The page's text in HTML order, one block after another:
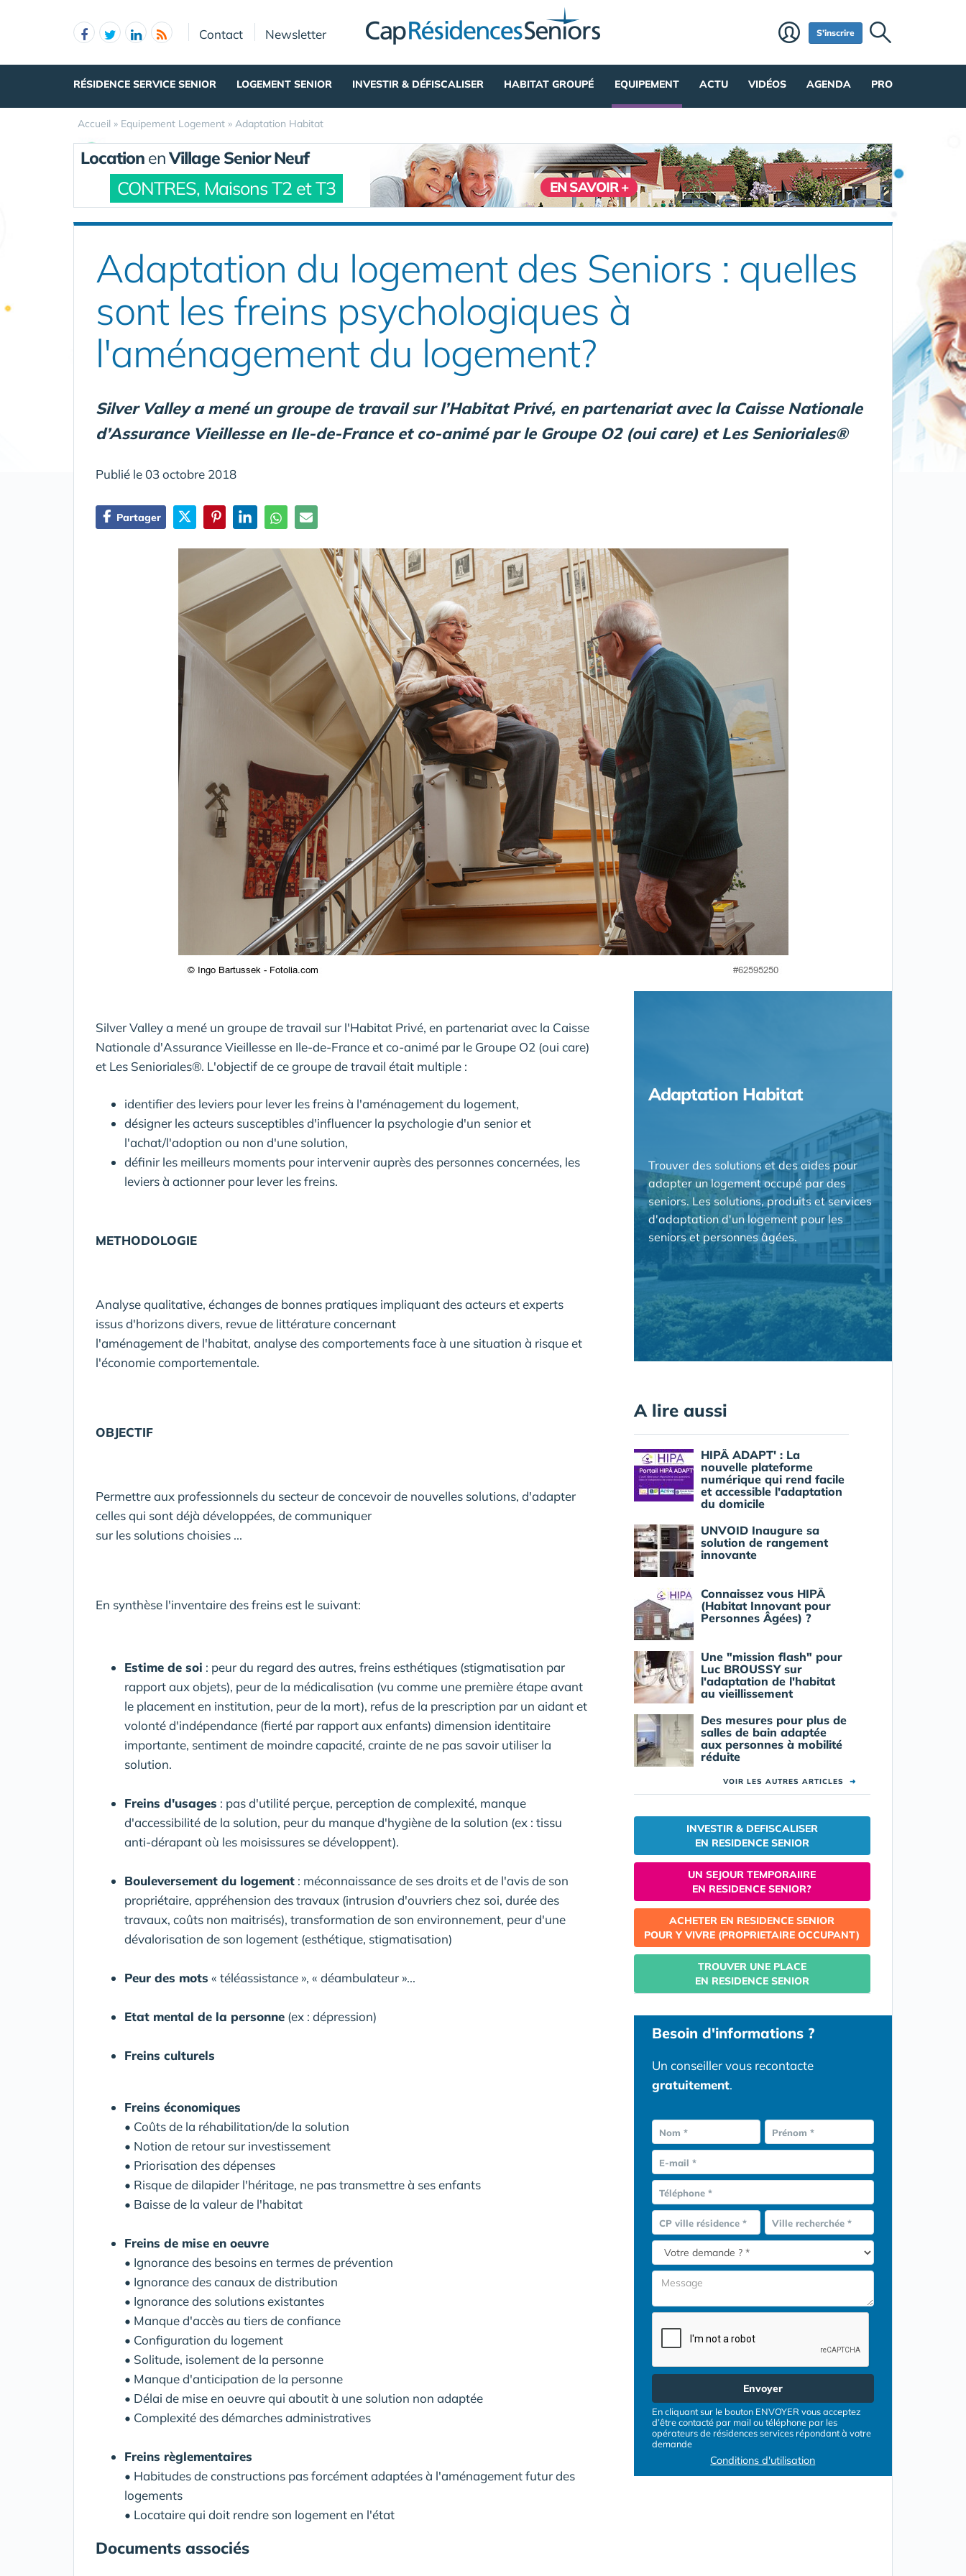
Contact Newsletter S'inscrire
RÉSIDENCE SERVICE SENIOR LOGEMENT SENIOR INVESTIR & DÉFISCALISER HABITAT GROUPÉ EQUIPEMENT ACTU VIDÉOS AGENDA PRO
Accueil » Equipement Logement » Adaptation Habitat
Location enVillage Senior Neuf
CONTRES, Maisons T2 et T3 EN SAVOIR +
Adaptation du logement des Seniors : quelles
sont les freins psychologiques à
l'aménagement du logement?
Silver Valley a mené un groupe de travail sur l’Habitat Privé, en partenariat avec la Caisse Nationale
d’Assurance Vieillesse en Ile-de-France et co-animé par le Groupe O2 (oui care) et Les Senioriales®
Publié le 03 octobre 2018
Partager
Silver Valley a mené un groupe de travail sur l'Habitat Privé, en partenariat avec la Caisse
Nationale d'Assurance Vieillesse en Ile-de-France et co-animé par le Groupe O2 (oui care)
et Les Senioriales®. L'objectif de ce groupe de travail était multiple :
identifier des leviers pour lever les freins à l'aménagement du logement,
désigner les acteurs susceptibles d'influencer la psychologie d'un senior et
l'achat/l'adoption ou non d'une solution,
définir les meilleurs moments pour intervenir auprès des personnes concernées, les
leviers à actionner pour lever les freins.
METHODOLOGIE
Analyse qualitative, échanges de bonnes pratiques impliquant des acteurs et experts
issus d'horizons divers, revue de littérature concernant
l'aménagement de l'habitat, analyse des comportements face à une situation à risque et
l'économie comportementale.
OBJECTIF
Permettre aux professionnels du secteur de concevoir de nouvelles solutions, d'adapter
celles qui sont déjà développées, de communiquer
sur les solutions choisies ...
En synthèse l'inventaire des freins est le suivant:
Estime de soi : peur du regard des autres, freins esthétiques (stigmatisation par
rapport aux objets), peur de la médicalisation (vu comme une première étape avant
le placement en institution, peur de la mort), refus de la prescription par un aidant et
volonté d'indépendance (fierté par rapport aux enfants) dimension identitaire
importante, sentiment de moindre capacité, crainte de ne pas savoir utiliser la
solution.
Freins d'usages : pas d'utilité perçue, perception de complexité, manque
d'accessibilité de la solution, peur du manque d'hygiène de la solution (ex : tissu
anti-dérapant où les moisissures se développent).
Bouleversement du logement : méconnaissance de ses droits et de l'avis de son
propriétaire, appréhension des travaux (intrusion d'ouvriers chez soi, durée des
travaux, coûts non maitrisés), transformation de son environnement, peur d'une
dévalorisation de son logement (esthétique, stigmatisation)
Peur des mots « téléassistance », « déambulateur »...
Etat mental de la personne (ex : dépression)
Freins culturels
Freins économiques
• Coûts de la réhabilitation/de la solution
• Notion de retour sur investissement
• Priorisation des dépenses
• Risque de dilapider l'héritage, ne pas transmettre à ses enfants
• Baisse de la valeur de l'habitat
Freins de mise en oeuvre
• Ignorance des besoins en termes de prévention
• Ignorance des canaux de distribution
• Ignorance des solutions existantes
• Manque d'accès au tiers de confiance
• Configuration du logement
• Solitude, isolement de la personne
• Manque d'anticipation de la personne
• Délai de mise en oeuvre qui aboutit à une solution non adaptée
• Complexité des démarches administratives
Freins règlementaires
• Habitudes de constructions pas forcément adaptées à l'aménagement futur des
logements
• Locataire qui doit rendre son logement en l'état
Documents associés
Adaptation Habitat
Trouver des solutions et des aides pour
adapter un logement occupé par des
seniors. Les solutions, produits et services
d'adaptation d'un logement pour les
seniors et personnes âgées.
A lire aussi
HIPÂ ADAPT' : La
nouvelle plateforme
numérique qui rend facile
et accessible l'adaptation
du domicile
UNVOID Inaugure sa
solution de rangement
innovante
Connaissez vous HIPÂ
(Habitat Innovant pour
Personnes Âgées) ?
Une "mission flash" pour
Luc BROUSSY sur
l'adaptation de l'habitat
au vieillissement
Des mesures pour plus de
salles de bain adaptée
aux personnes à mobilité
réduite
VOIR LES AUTRES ARTICLES ➜
INVESTIR & DEFISCALISER
EN RESIDENCE SENIOR
UN SEJOUR TEMPORAIIRE
EN RESIDENCE SENIOR?
ACHETER EN RESIDENCE SENIOR
POUR Y VIVRE (PROPRIETAIRE OCCUPANT)
TROUVER UNE PLACE
EN RESIDENCE SENIOR
Besoin d'informations ?
Un conseiller vous recontacte
gratuitement.
Nom * Prénom *
E-mail *
Téléphone *
CP ville résidence * Ville recherchée *
Envoyer
En cliquant sur le bouton ENVOYER vous acceptez
d’être contacté par mail ou téléphone par les
opérateurs de résidences services répondant à votre
demande
Conditions d'utilisation